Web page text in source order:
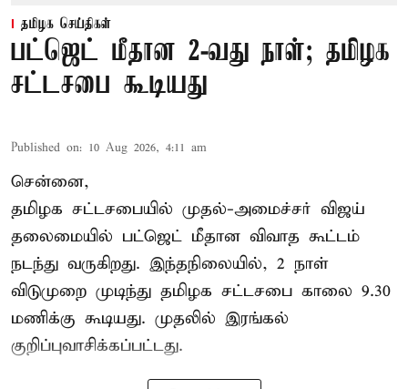
தமிழக செய்திகள்
பட்ஜெட் மீதான 2-வது நாள்; தமிழக
சட்டசபை கூடியது
Published on: 10 Aug 2026, 4:11 am
சென்னை,
தமிழக சட்டசபையில் முதல்-அமைச்சர் விஜய்
தலைமையில் பட்ஜெட் மீதான விவாத கூட்டம்
நடந்து வருகிறது. இந்தநிலையில், 2 நாள்
விடுமுறை முடிந்து தமிழக சட்டசபை காலை 9.30
மணிக்கு கூடியது. முதலில் இரங்கல்
குறிப்புவாசிக்கப்பட்டது.